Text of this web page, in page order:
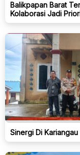
Balikpapan Barat
Kolaborasi Jadi
Sinergi Di